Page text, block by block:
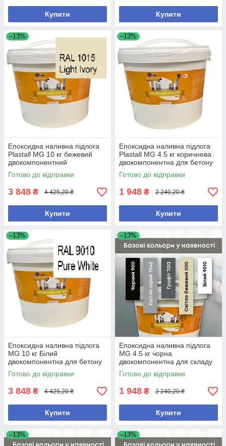
Купити Купити
–13%
Епоксидна наливна підлога
Plastall MG 10 кг бежевий
двокомпонентний
універсальний для житлових і
виробничих приміщень
Готово до відправки
3 848 ₴ 4 425,20 ₴
Купити
–13%
Епоксидна наливна підлога
Plastall MG 4.5 кг коричнева
двокомпонентна для бетону
та металу
Готово до відправки
1 948 ₴ 2 240,20 ₴
Купити
–13%
Епоксидна наливна підлога
MG 10 кг Білий
двокомпонентна для бетону
та металу
самовирівнювальна
Готово до відправки
3 848 ₴ 4 425,20 ₴
Купити
–13%
Епоксидна наливна підлога
MG 4.5 кг чорна
двокомпонентна для складу
та гаражу з високою міцністю
Готово до відправки
1 948 ₴ 2 240,20 ₴
Купити
–13% –13%